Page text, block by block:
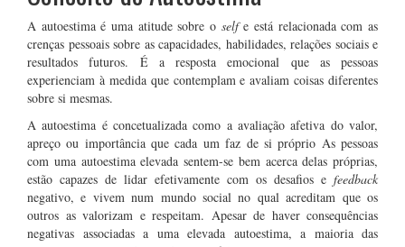
A autoestima é uma atitude sobre o selfe está relacionada com as
crenças pessoais sobre as capacidades, habilidades, relações sociais e
resultados futuros. É a resposta emocional que as pessoas
experienciam à medida que contemplam e avaliam coisas diferentes
sobre si mesmas.
A autoestima é concetualizada como a avaliação afetiva do valor,
apreço ou importância que cada um faz de si próprio As pessoas
com uma autoestima elevada sentem-se bem acerca delas próprias,
estão capazes de lidar efetivamente com os desafios e feedback
negativo, e vivem num mundo social no qual acreditam que os
outros as valorizam e respeitam. Apesar de haver consequências
negativas associadas a uma elevada autoestima, a maioria das